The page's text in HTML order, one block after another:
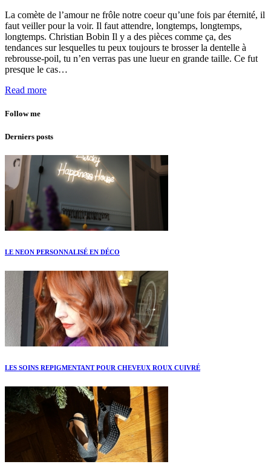
La comète de l’amour ne frôle notre coeur qu’une fois par éternité, il
faut veiller pour la voir. Il faut attendre, longtemps, longtemps,
longtemps. Christian Bobin Il y a des pièces comme ça, des
tendances sur lesquelles tu peux toujours te brosser la dentelle à
rebrousse-poil, tu n’en verras pas une lueur en grande taille. Ce fut
presque le cas…
Read more
Follow me
Derniers posts
LE NEON PERSONNALISÉ EN DÉCO
LES SOINS REPIGMENTANT POUR CHEVEUX ROUX CUIVRÉ